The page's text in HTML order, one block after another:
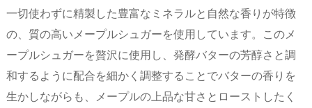
一切使わずに精製した豊富なミネラルと自然な香りが特徴
の、質の高いメープルシュガーを使用しています。このメ
ープルシュガーを贅沢に使用し、発酵バターの芳醇さと調
和するように配合を細かく調整することでバターの香りを
生かしながらも、メープルの上品な甘さとローストしたく